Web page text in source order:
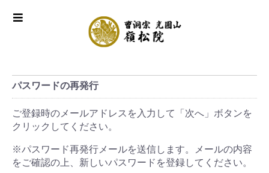
パスワードの再発行
ご登録時のメールアドレスを入力して「次へ」ボタンを
クリックしてください。
※パスワード再発行メールを送信します。メールの内容
をご確認の上、新しいパスワードを登録してください。